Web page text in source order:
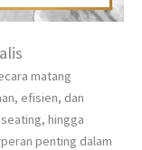
matang
efisien, dan
hingga
penting dalam